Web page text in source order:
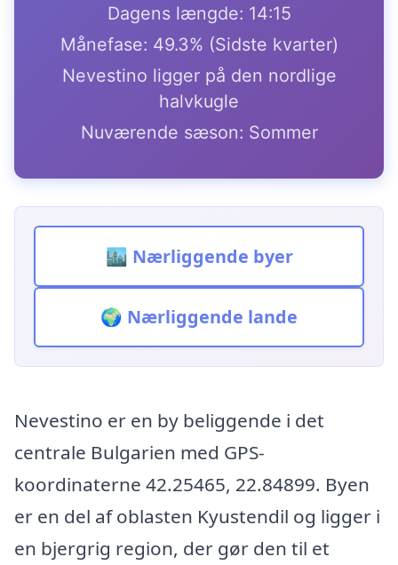
Dagens længde: 14:15
Månefase: 49.3% (Sidste kvarter)
Nevestino ligger på den nordlige
halvkugle
Nuværende sæson: Sommer
🏙️ Nærliggende byer
🌍 Nærliggende lande
Nevestino er en by beliggende i det
centrale Bulgarien med GPS-
koordinaterne 42.25465, 22.84899. Byen
er en del af oblasten Kyustendil og ligger i
en bjergrig region, der gør den til et